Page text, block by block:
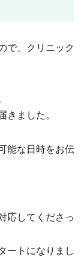
で、クリニック
きました。
能な日時をお伝
応してくださっ
ートになりまし